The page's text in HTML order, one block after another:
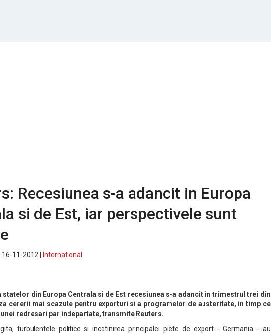
Recesiunea s-a adancit in Europa
si de Est, iar perspectivele sunt
11-2012 |
International
statelor din Europa Centrala si de Est recesiunea s-a adancit in trimestrul trei din
cererii mai scazute pentru exporturi si a programelor de austeritate, in timp ce
redresari par indepartate, transmite Reuters.
turbulentele politice si incetinirea principalei piete de export - Germania - au